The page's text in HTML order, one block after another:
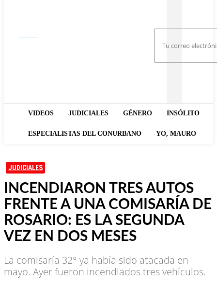
VIDEOS JUDICIALES GÉNERO INSÓLITO
ESPECIALISTAS DEL CONURBANO YO, MAURO
JUDICIALES
INCENDIARON TRES AUTOS
FRENTE A UNA COMISARÍA DE
ROSARIO: ES LA SEGUNDA
VEZ EN DOS MESES
La comisaría 32° ya había sido atacada en
mayo. Ayer fueron incendiados tres vehículos.